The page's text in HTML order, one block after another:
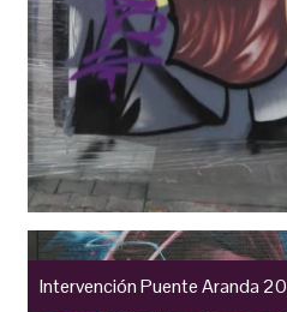
Intervención Puente Aranda 20